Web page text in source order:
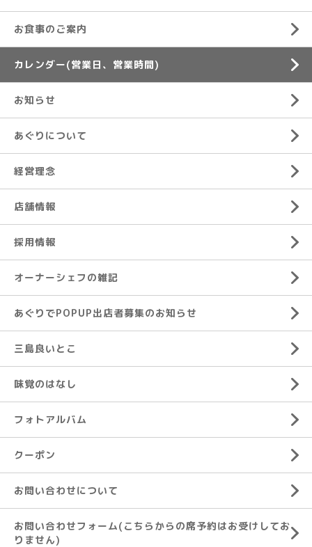
お食事のご案内
カレンダー(営業日、営業時間)
お知らせ
あぐりについて
経営理念
店舗情報
採用情報
オーナーシェフの雑記
あぐりでPOPUP出店者募集のお知らせ
三島良いとこ
味覚のはなし
フォトアルバム
クーポン
お問い合わせについて
お問い合わせフォーム(こちらからの席予約はお受けしてお
りません)